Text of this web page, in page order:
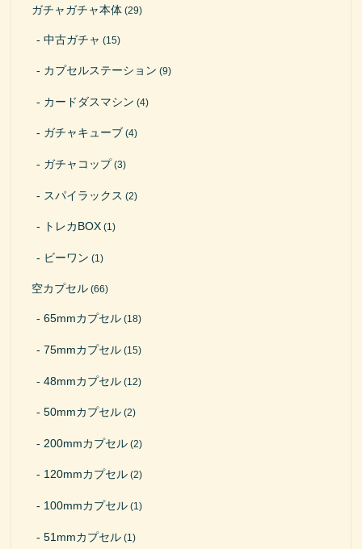
ガチャガチャ本体 (29)
中古ガチャ (15)
カプセルステーション (9)
カードダスマシン (4)
ガチャキューブ (4)
ガチャコップ(3)
スパイラックス (2)
トレカBOX (1)
ビーワン (1)
空カプセル (66)
65mmカプセル (18)
75mmカプセル (15)
48mmカプセル (12)
50mmカプセル (2)
200mmカプセル (2)
120mmカプセル (2)
100mmカプセル (1)
51mmカプセル (1)